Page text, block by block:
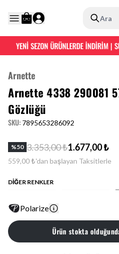
Ara
YENİ SEZON ÜRÜNLERDE İNDİRİM |
Arnette
Arnette 4338 290081
Gözlüğü
SKU: 7895653286092
%50 3.353,00 ₺1.677,00 ₺
559,00 ₺'dan başlayan Taksitlerle
DİĞER RENKLER
Polarize
Ürün stokta